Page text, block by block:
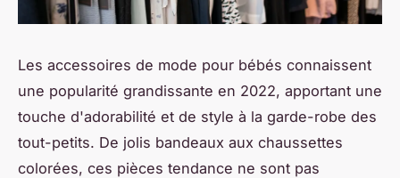
Les accessoires de mode pour bébés connaissent
une popularité grandissante en 2022, apportant une
touche d'adorabilité et de style à la garde-robe des
tout-petits. De jolis bandeaux aux chaussettes
colorées, ces pièces tendance ne sont pas